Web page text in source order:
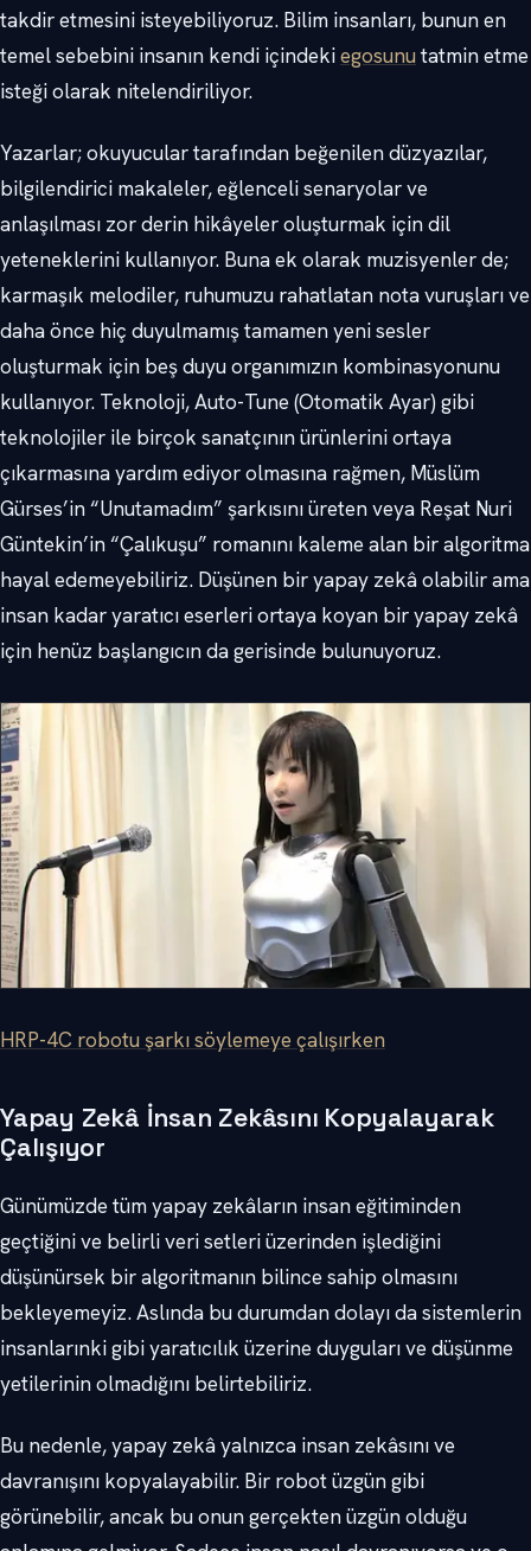
takdir etmesini isteyebiliyoruz. Bilim insanları, bunun en
temel sebebini insanın kendi içindekiegosunu tatmin etme
isteği olarak nitelendiriliyor.
Yazarlar; okuyucular tarafından beğenilen düzyazılar,
bilgilendirici makaleler, eğlenceli senaryolar ve
anlaşılması zor derin hikâyeler oluşturmak için dil
yeteneklerini kullanıyor. Buna ek olarak muzisyenler de;
karmaşık melodiler, ruhumuzu rahatlatan nota vuruşları ve
daha önce hiç duyulmamış tamamen yeni sesler
oluşturmak için beş duyu organımızın kombinasyonunu
kullanıyor. Teknoloji, Auto-Tune (Otomatik Ayar) gibi
teknolojiler ile birçok sanatçının ürünlerini ortaya
çıkarmasına yardım ediyor olmasına rağmen, Müslüm
Gürses’in “Unutamadım” şarkısını üreten veya Reşat Nuri
Güntekin’in “Çalıkuşu” romanını kaleme alan bir algoritma
hayal edemeyebiliriz. Düşünen bir yapay zekâ olabilir ama
insan kadar yaratıcı eserleri ortaya koyan bir yapay zekâ
için henüz başlangıcın da gerisinde bulunuyoruz.
HRP-4C robotu şarkı söylemeye çalışırken
Yapay Zekâ İnsan Zekâsını Kopyalayarak
Çalışıyor
Günümüzde tüm yapay zekâların insan eğitiminden
geçtiğini ve belirli veri setleri üzerinden işlediğini
düşünürsek bir algoritmanın bilince sahip olmasını
bekleyemeyiz. Aslında bu durumdan dolayı da sistemlerin
insanlarınki gibi yaratıcılık üzerine duyguları ve düşünme
yetilerinin olmadığını belirtebiliriz.
Bu nedenle, yapay zekâ yalnızca insan zekâsını ve
davranışını kopyalayabilir. Bir robot üzgün gibi
görünebilir, ancak bu onun gerçekten üzgün olduğu